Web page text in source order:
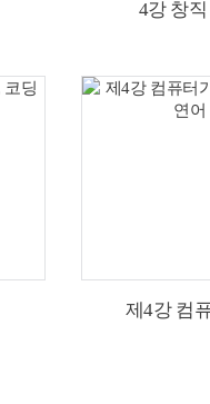
4강 창
제4강 컴